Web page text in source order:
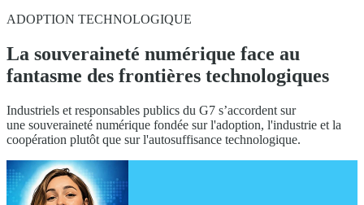
ADOPTION TECHNOLOGIQUE
La souveraineté numérique face au
fantasme des frontières technologiques
Industriels et responsables publics du G7 s’accordent sur
une souveraineté numérique fondée sur l'adoption, l'industrie et la
coopération plutôt que sur l'autosuffisance technologique.